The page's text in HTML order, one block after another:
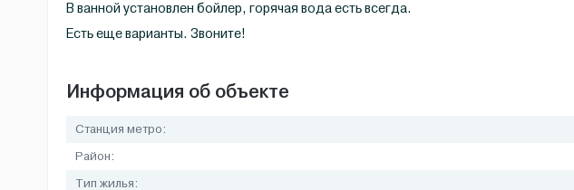
В ванной установлен бойлер, горячая вода есть всегда.
Есть еще варианты. Звоните!
Информация об объекте
Станция метро:
Район:
Тип жилья: